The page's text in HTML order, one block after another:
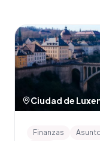
Ciudad de
Finanzas